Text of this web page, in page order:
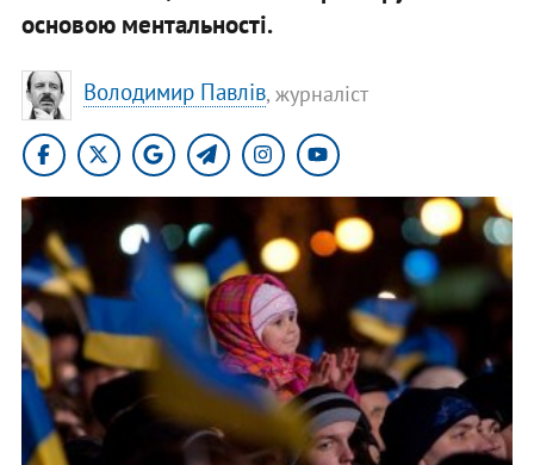
основою ментальності.
Володимир Павлів, журналіст